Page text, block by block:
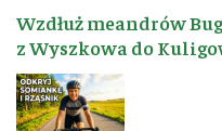
Wzdłuż meandrów
z Wyszkowa do